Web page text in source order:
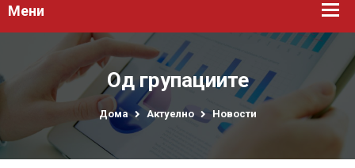
Мени
Од групациите
Дома Актуелно Новости